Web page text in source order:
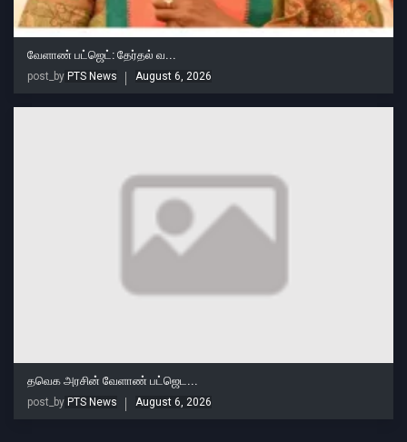
வேளாண் பட்ஜெட்: தேர்தல் வ...
post_by PTS News August 6, 2026
தவெக அரசின் வேளாண் பட்ஜெட...
post_by PTS News August 6, 2026